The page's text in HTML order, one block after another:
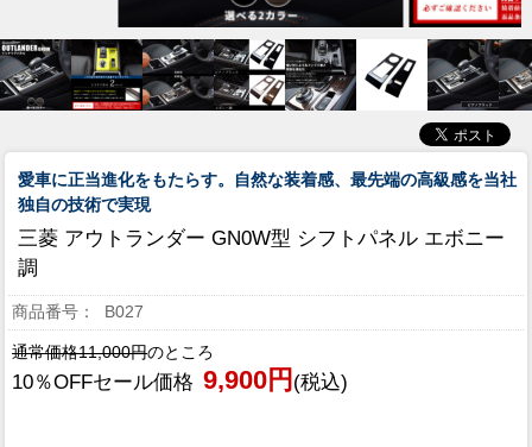
愛車に正当進化をもたらす。自然な装着感、最先端の高級感を当社
独自の技術で実現
三菱 アウトランダー GN0W型 シフトパネル エボニー
調
B027
通常価格11,000円のところ
10％OFFセール価格 9,900円 (税込)